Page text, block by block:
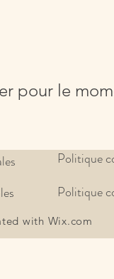
pour le
Politique
Politique
with Wix.com